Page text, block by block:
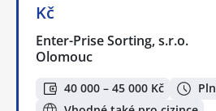
Kč
Enter-Prise Sorting, s.r.o.
Olomouc
40 000 – 45 000 Kč